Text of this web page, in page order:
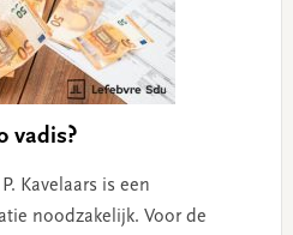
vadis?
Kavelaars is een
noodzakelijk. Voor de